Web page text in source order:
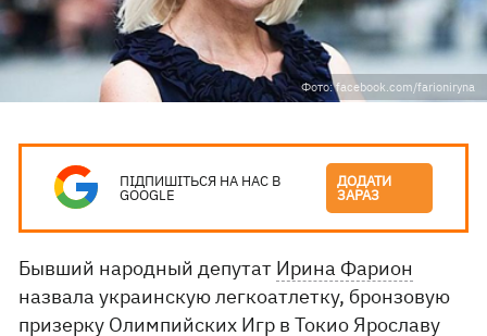
Фото: facebook.com/farioniryna
ПІДПИШІТЬСЯ НА НАС В
GOOGLE
ДОДАТИ
ЗАРАЗ
Бывший народный депутат Ирина Фарион
назвала украинскую легкоатлетку, бронзовую
призерку Олимпийских Игр в Токио Ярославу